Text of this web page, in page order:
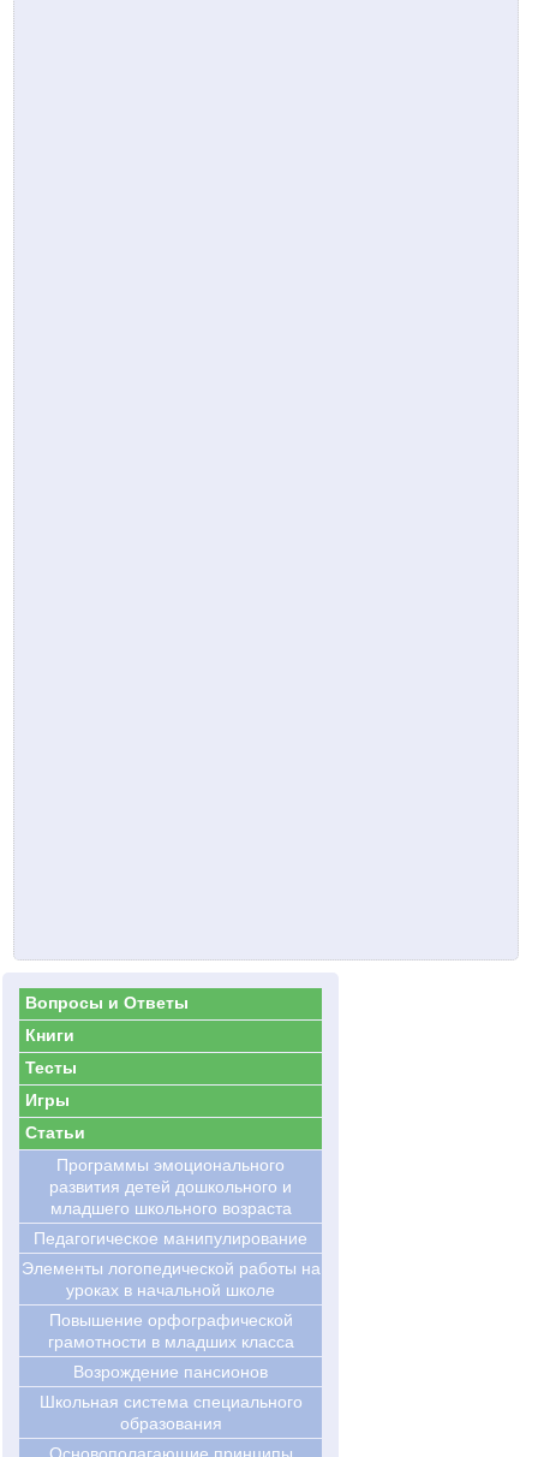
Вопросы и Ответы
Книги
Тесты
Игры
Статьи
Программы эмоционального
развития детей дошкольного и
младшего школьного возраста
Педагогическое манипулирование
Элементы логопедической работы на
уроках в начальной школе
Повышение орфографической
грамотности в младших класса
Возрождение пансионов
Школьная система специального
образования